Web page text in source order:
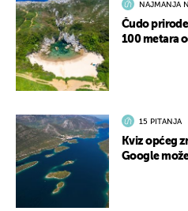
NAJMANJA
Čudo
100 metara
15 PITANJA
Kviz općeg
Google